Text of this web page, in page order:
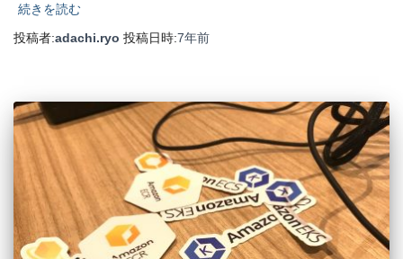
続きを読む
投稿者:adachi.ryo 投稿日時:7年前